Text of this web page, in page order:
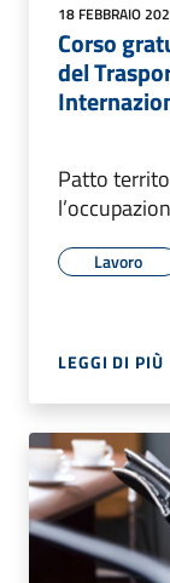
18 FEBBRAIO
Corso
del
Patto
Lavoro
LEGGI DI PIÙ